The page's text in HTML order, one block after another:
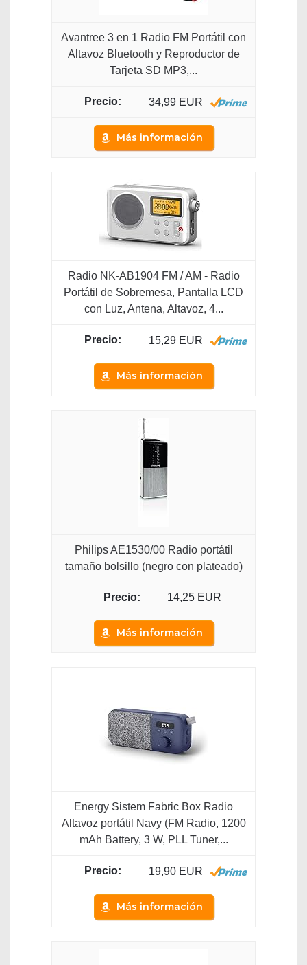
Avantree 3 en 1 Radio FM Portátil con
Altavoz Bluetooth y Reproductor de
Tarjeta SD MP3,...
34,99 EUR
Más información
Radio NK-AB1904 FM / AM - Radio
Portátil de Sobremesa, Pantalla LCD
con Luz, Antena, Altavoz, 4...
15,29 EUR
Más información
Philips AE1530/00 Radio portátil
tamaño bolsillo (negro con plateado)
14,25 EUR
Más información
Energy Sistem Fabric Box Radio
Altavoz portátil Navy (FM Radio, 1200
mAh Battery, 3 W, PLL Tuner,...
19,90 EUR
Más información